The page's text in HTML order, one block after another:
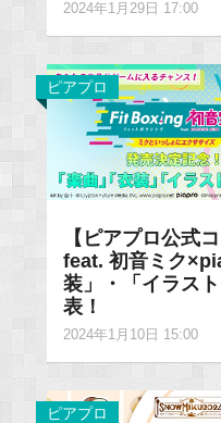
2024年1月29日 17:00
ピアプロ
【ピアプロ公式
feat. 初音ミク
装」・「イラス
表！
2024年1月10日 15:00
ピアプロ